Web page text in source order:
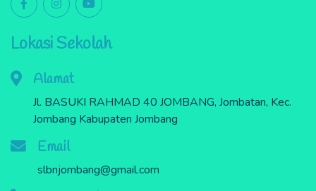
Lokasi Sekolah
Alamat
Jl. BASUKI RAHMAD 40 JOMBANG, Jombatan, Kec.
Jombang Kabupaten Jombang
Email
slbnjombang@gmail.com